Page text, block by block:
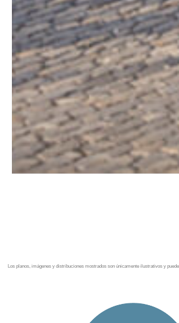
Los planos, imágenes y distribuciones mostrados son únicamente ilustrativos y